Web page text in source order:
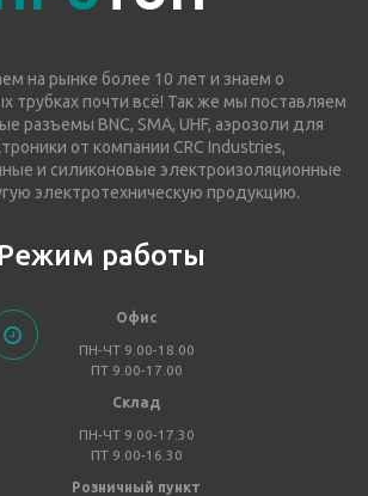
на рынке более 10 лет и знаем о
трубках почти всё! Так же мы поставляем
разъемы BNC, SMA, UHF, аэрозоли для
от компании CRC Industries,
и силиконовые электроизоляционные
электротехническую продукцию.
Режим работы
Офис
ПН-ЧТ 9.00-18.00
ПТ 9.00-17.00
Склад
ПН-ЧТ 9.00-17.30
ПТ 9.00-16.30
Розничный пункт